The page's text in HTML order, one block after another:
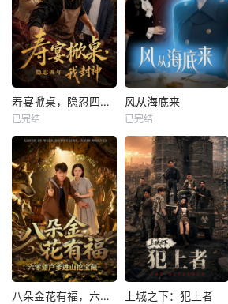
寿宴掀桌，隐忍四年我封神
已完结
风从海底来
已完结
八朵金花有福，六零猎户爹进山挖宝藏 上城之下：犯上者